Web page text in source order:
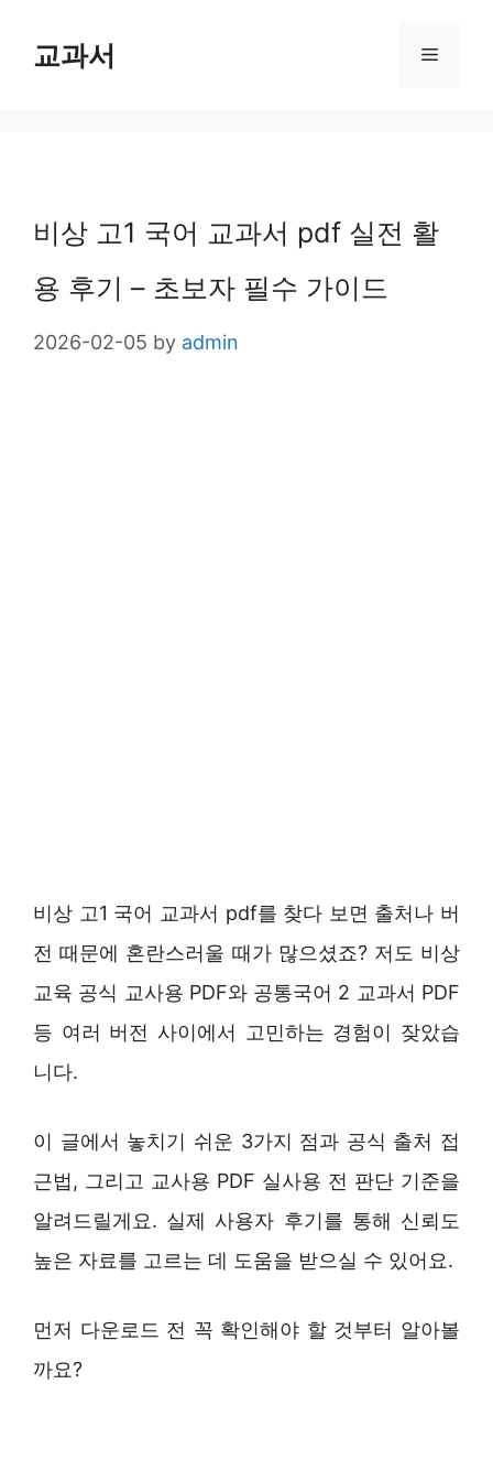
교과서 Menu
비상 고1 국어 교과서 pdf 실전 활
용 후기 – 초보자 필수 가이드
2026-02-05 by admin
비상 고1 국어 교과서 pdf를 찾다 보면 출처나 버
전 때문에 혼란스러울 때가 많으셨죠? 저도 비상
교육 공식 교사용 PDF와 공통국어 2 교과서 PDF
등 여러 버전 사이에서 고민하는 경험이 잦았습
니다.
이 글에서 놓치기 쉬운 3가지 점과 공식 출처 접
근법, 그리고 교사용 PDF 실사용 전 판단 기준을
알려드릴게요. 실제 사용자 후기를 통해 신뢰도
높은 자료를 고르는 데 도움을 받으실 수 있어요.
먼저 다운로드 전 꼭 확인해야 할 것부터 알아볼
까요?